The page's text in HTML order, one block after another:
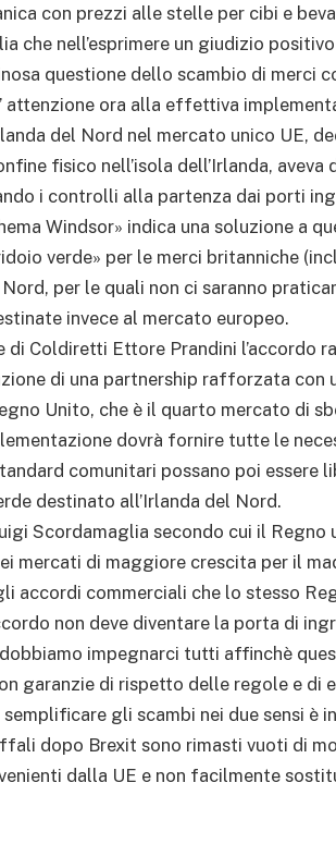
con prezzi alle stelle per cibi e
che nell’esprimere un giudizio
questione dello scambio di merci
attenzione ora alla effettiva
del Nord nel mercato unico UE,
fisico nell’isola dell’Irlanda,
i controlli alla partenza dai porti
Windsor» indica una soluzione a
verde» per le merci britanniche
per le quali non ci saranno
invece al mercato europeo.
di Coldiretti Ettore Prandini l’accordo
di una partnership rafforzata con
Unito, che è il quarto mercato di
dovrà fornire tutte le
comunitari possano poi essere
destinato all’Irlanda del Nord.
Scordamaglia secondo cui il
mercati di maggiore crescita per il
accordi commerciali che lo stesso
non deve diventare la porta di
impegnarci tutti affinchè
garanzie di rispetto delle regole e
semplificare gli scambi nei due sensi è
dopo Brexit sono rimasti vuoti di
dalla UE e non facilmente